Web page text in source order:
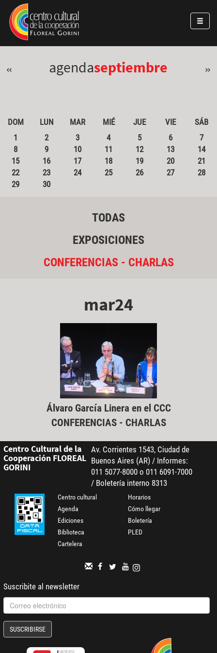
Pasar al contenido principal
Jump to main content
« agendaseptiembre »
DOM LUN MAR MIÉ JUE VIE
SÁB
1
2 3 4 5 6
7
8
9 10 11 12 13
14
15
16 17 18 19 20
21
22
23 24 25 26 27
28
29
30
TODAS
EXPOSICIONES
CONFERENCIAS - CHARLAS
mar24
Álvaro García Linera en el CCC
CONFERENCIAS - CHARLAS
Centro Cultural de la
Cooperación FLOREAL
GORINI
Av. Corrientes 1543, Ciudad de
Buenos Aires (AR) / Informes:
011 5077-8000 o 011 6091-7000
/ Boletería interno 8313
Centro cultural
Agenda
Ediciones
Biblioteca
Cartelera
Horarios
Cómo llegar
Boletería
PLED
Suscribite al newsletter
SUSCRIBIRSE